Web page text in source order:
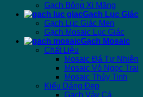
Gạch Bông Xi Măng
Gạch Lục Giác
Gạch Lục Giác Men
Gạch Mosaic Lục Giác
Gạch Mosaic
Chất Liệu
Mosaic Đá Tự Nhiên
Mosaic Vỏ Ngọc Trai
Mosaic Thủy Tinh
Kiểu Dáng Đẹp
Gạch Vảy Cá